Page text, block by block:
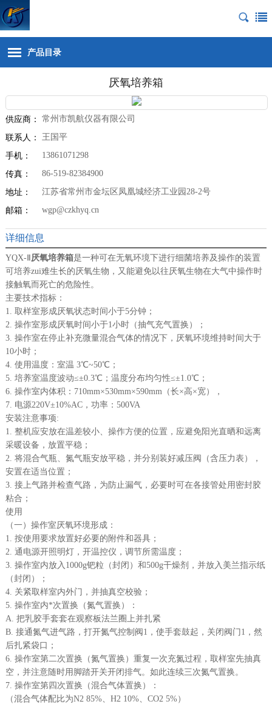
产品目录
厌氧培养箱
供应商： 常州市凯航仪器有限公司
联系人： 王国平
手机： 13861071298
传真： 86-519-82384900
地址： 江苏省常州市金坛区凤凰城经济工业园28-2号
邮箱： wgp@czkhyq.cn
详细信息
YQX-Ⅱ 厌氧培养箱是一种可在无氧环境下进行细菌培养及操作的装置
可培养zui难生长的厌氧生物，又能避免以往厌氧生物在大气中操作时
接触氧而死亡的危险性。
主要技术指标：
1. 取样室形成厌氧状态时间小于5分钟；
2. 操作室形成厌氧时间小于1小时（抽气充气置换）；
3. 操作室在停止补充微量混合气体的情况下，厌氧环境维持时间大于
10小时；
4. 使用温度：室温 3℃~50℃；
5. 培养室温度波动≤±0.3℃；温度分布均匀性≤±1.0℃；
6. 操作室内体积：710mm×530mm×590mm（长×高×宽），
7. 电源220V±10%AC，功率：500VA
安装注意事项:
1. 整机应安放在温差较小、操作方便的位置，应避免阳光直晒和远离
采暖设备，放置平稳；
2. 将混合气瓶、氮气瓶安放平稳，并分别装好减压阀（含压力表），
安置在适当位置；
3. 接上气路并检查气路，为防止漏气，必要时可在各接管处用密封胶
粘合；
使用
（一）操作室厌氧环境形成：
1. 按使用要求放置好必要的附件和器具；
2. 通电源开照明灯，开温控仪，调节所需温度；
3. 操作室内放入1000g钯粒（封闭）和500g干燥剂，并放入美兰指示纸
（封闭）；
4. 关紧取样室内外门，并抽真空校验；
5. 操作室内*次置换（氮气置换）：
A. 把乳胶手套套在观察板法兰圈上并扎紧
B. 接通氮气进气路，打开氮气控制阀1，使手套鼓起，关闭阀门1，然
后扎紧袋口；
6. 操作室第二次置换（氮气置换）重复一次充氮过程，取样室先抽真
空，并注意随时用脚踏开关开闭排气。如此连续三次氮气置换。
7. 操作室第四次置换（混合气体置换）：
（混合气体配比为N2 85%、H2 10%、CO2 5%）